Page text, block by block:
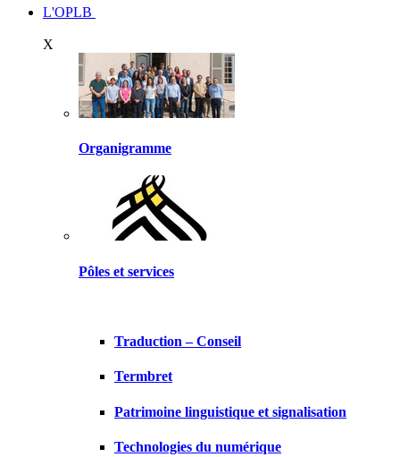
L'OPLB
X
Organigramme
Pôles et services
Traduction – Conseil
Termbret
Patrimoine linguistique et signalisation
Technologies du numérique